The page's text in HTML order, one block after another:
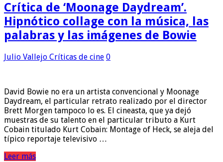
Crítica de ‘Moonage Daydream’.
Hipnótico collage con la música, las
palabras y las imágenes de Bowie
Julio Vallejo Críticas de cine 0
David Bowie no era un artista convencional y Moonage
Daydream, el particular retrato realizado por el director
Brett Morgen tampoco lo es. El cineasta, que ya dejó
muestras de su talento en el particular tributo a Kurt
Cobain titulado Kurt Cobain: Montage of Heck, se aleja del
típico reportaje televisivo …
Leer más